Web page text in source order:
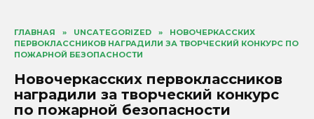
ГЛАВНАЯ » UNCATEGORIZED »
НОВОЧЕРКАССКИХ
ПЕРВОКЛАССНИКОВ НАГРАДИЛИ ЗА ТВОРЧЕСКИЙ КОНКУРС ПО
ПОЖАРНОЙ БЕЗОПАСНОСТИ
Новочеркасских первоклассников
наградили за творческий конкурс
по пожарной безопасности